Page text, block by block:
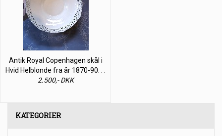
Antik Royal Copenhagen skål i
Hvid Helblonde fra år 1870-90. . .
2.500,- DKK
KATEGORIER